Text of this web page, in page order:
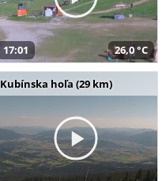
17:01 26,0 °C
Kubínska hoľa (29 km)